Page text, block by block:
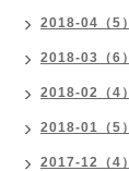
2018-04（5）
2018-03（6）
2018-02（4）
2018-01（5）
2017-12（4）